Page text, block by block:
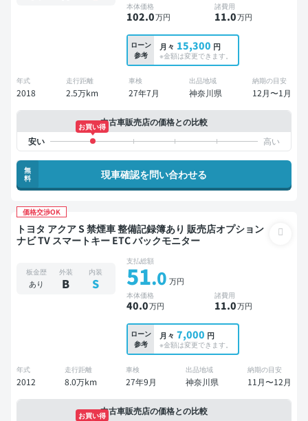
本体価格
102.0万円
諸費用
11.0万円
ローン
参考
月々 15,300 円
※金額は変更できます。
年式
2018
走行距離
2.5万km
車検
27年7月
出品地域
神奈川県
納期の目安
12月〜1月
中古車販売店の価格との比較
お買い得
無
料
現車確認を問い合わせる
価格交渉OK
トヨタ アクア S 禁煙車 整備記録簿あり 販売店オプション
ナビ TV スマートキー ETC バックモニター
板金歴
あり
外装
B
内装
S
支払総額
51.0 万円
本体価格
40.0万円
諸費用
11.0万円
ローン
参考
月々 7,000 円
※金額は変更できます。
年式
2012
走行距離
8.0万km
車検
27年9月
出品地域
神奈川県
納期の目安
11月〜12月
中古車販売店の価格との比較
お買い得